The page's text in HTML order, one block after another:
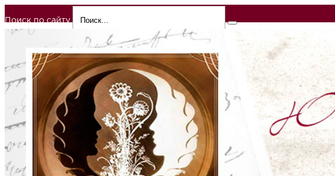
Поиск по сайту